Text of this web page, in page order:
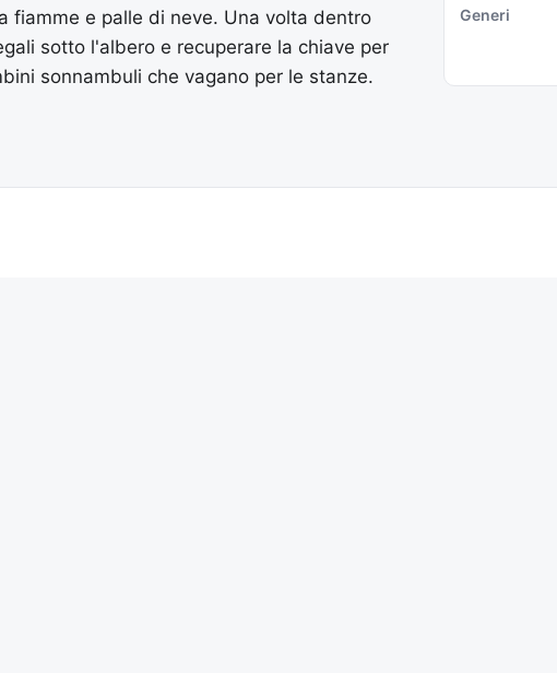
Generi
fiamme e palle di neve. Una volta dentro
sotto l'albero e recuperare la chiave per
sonnambuli che vagano per le stanze.